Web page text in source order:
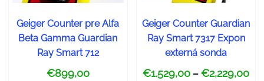
Geiger Counter pre Alfa
Beta Gamma Guardian
Ray Smart 712
€899,00
Geiger Counter Guardian
Ray Smart 7317 Expon
externá sonda
€1.529,00 – €2,229,00